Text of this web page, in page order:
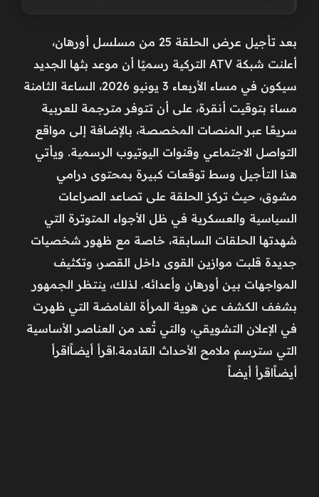
بعد تأجيل عرض الحلقة 25 من مسلسل أورهان،
أعلنت شبكة ATV التركية رسميًا أن موعد بثها الجديد
سيكون في مساء الأربعاء 3 يونيو 2026، الساعة الثامنة
مساءً بتوقيت أنقرة، على أن تتوفر مترجمة للعربية
سريعًا عبر المنصات المخصصة، بالإضافة إلى مواقع
التواصل الاجتماعي وقنوات اليوتيوب الرسمية. ويأتي
هذا التأجيل وسط توقعات كبيرة بمحتوى درامي
مشوق، حيث تركز الحلقة على تصاعد الصراعات
السياسية والعسكرية في ظل الأجواء المتوترة التي
شهدتها الحلقات السابقة، خاصة مع ظهور شخصيات
جديدة قلبت موازين القوى داخل القصر، وتكثيف
المواجهات بين أورهان وأعدائه. لذلك، ينتظر الجمهور
بشغف الكشف عن هوية المرأة الغامضة التي ظهرت
في الإعلان التشويقي، والتي تُعد من العناصر الأساسية
التي سترسم ملامح الأحداث القادمة.اقرأ أيضاًاقرأ
أيضاًاقرأ أيضاً